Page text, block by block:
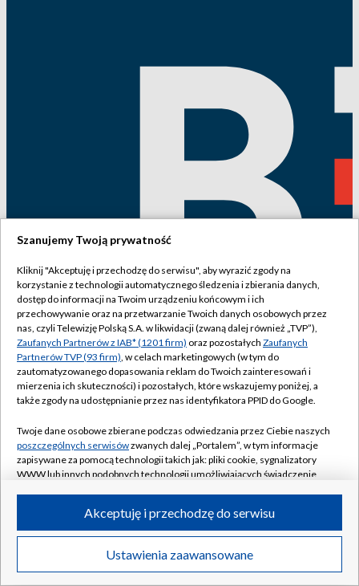
Szanujemy Twoją prywatność
Kliknij "Akceptuję i przechodzę do serwisu", aby wyrazić zgody na
korzystanie z technologii automatycznego śledzenia i zbierania danych,
dostęp do informacji na Twoim urządzeniu końcowym i ich
przechowywanie oraz na przetwarzanie Twoich danych osobowych przez
nas, czyli Telewizję Polską S.A. w likwidacji (zwaną dalej również „TVP”),
Zaufanych Partnerów z IAB* (1201 firm) oraz pozostałych Zaufanych
Partnerów TVP (93 firm), w celach marketingowych (w tym do
zautomatyzowanego dopasowania reklam do Twoich zainteresowań i
mierzenia ich skuteczności) i pozostałych, które wskazujemy poniżej, a
także zgody na udostępnianie przez nas identyfikatora PPID do Google.
Twoje dane osobowe zbierane podczas odwiedzania przez Ciebie naszych
poszczególnych serwisówzwanych dalej „Portalem”, w tym informacje
zapisywane za pomocą technologii takich jak: pliki cookie, sygnalizatory
WWW lub innych podobnych technologii umożliwiających świadczenie
ruchu w Internecie.
Twoje dane osobowe zbierane podczas odwiedzania przez Ciebie
poszczególnych serwisówna Portalu, takie jak adresy IP, identyfikatory
Ustawienia zaawansowane
Akceptuję i przechodzę do serwisu